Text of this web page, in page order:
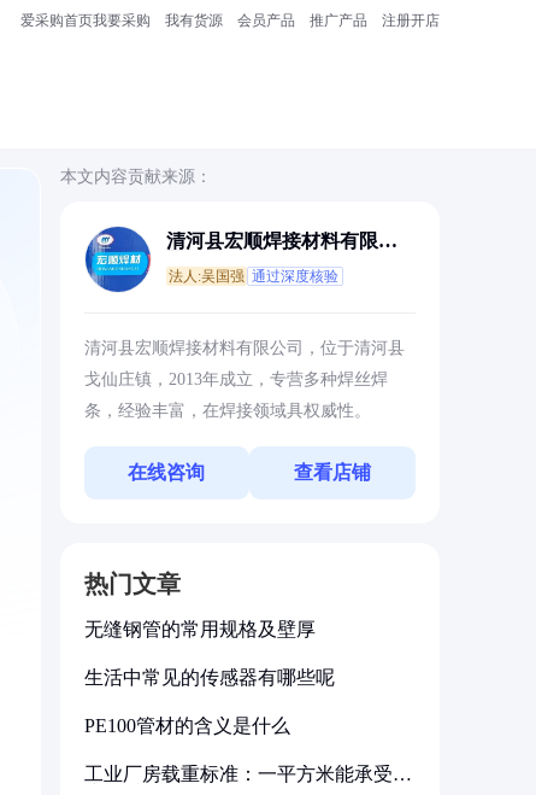
爱采购首页我要采购 我有货源 会员产品 推广产品 注册开店
本文内容贡献来源：
清河县宏顺焊接材料有限公
法人:吴国强 通过深度核验
清河县宏顺焊接材料有限公司，位于清河县
戈仙庄镇，2013年成立，专营多种焊丝焊
条，经验丰富，在焊接领域具权威性。
在线咨询 查看店铺
热门文章
无缝钢管的常用规格及壁厚
生活中常见的传感器有哪些呢
PE100管材的含义是什么
工业厂房载重标准：一平方米能承受多